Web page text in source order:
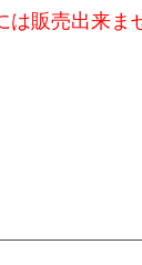
販売出来ま